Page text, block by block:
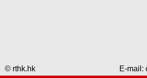
© rthk.hk E-mail: